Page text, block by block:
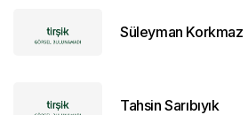
Süleyman Korkmaz
Tahsin Sarıbıyık